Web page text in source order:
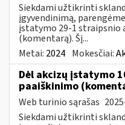
Siekdami užtikrinti
įgyvendinimą,
įstatymo 29-1 straipsnio
(komentarą). Šį...
Metai: 2024 Mokesčiai:
Dėl akcizų įstatymo
paaiškinimo
Web turinio sąrašas
Siekdami užtikrinti